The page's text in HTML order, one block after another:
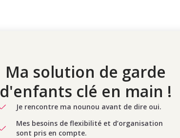
Ma solution de garde
d'enfants clé en main !
Je rencontre ma nounou avant de dire oui.
Mes besoins de flexibilité et d’organisation
sont pris en compte.